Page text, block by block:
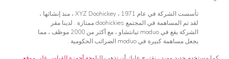
تأسست الشركة في عام 1971 ، XYZ Doohickey ، منذ إنشائها ،
لقد تم المساهمة في المجتمع doohickies ممتازة . لدينا مقر
الشركة يقع في moduo تيانتشاو ، مع أكثر من 2000 موظف ، مما
يجعل مساهمة كبيرة في moduo الضرائب الحكومية .